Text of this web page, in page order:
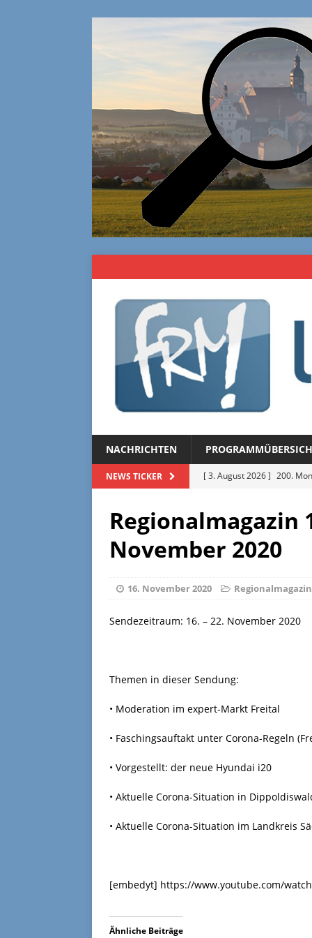
NACHRICHTEN
NEWS TICKER [ 3. August 2026 ] 200.
[ 27. Juli 2026 ]
[ 27. Juli 2026 ] Herzliche
Regionalmagazin
November 2020
16. November 2020 Regionalmagazin
Sendezeitraum: 16. – 22. November 2020
Themen in dieser Sendung:
• Moderation im expert-Markt Freital
• Faschingsauftakt unter Corona-Regeln
• Vorgestellt: der neue Hyundai i20
• Aktuelle Corona-Situation in
• Aktuelle Corona-Situation im Landkreis
[embedyt] https://www.youtube.com/
Ähnliche Beiträge